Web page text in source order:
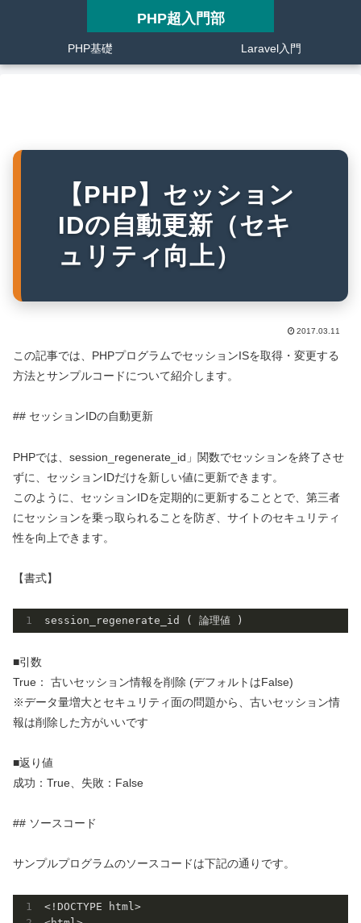
PHP超入門部
PHP基礎 Laravel入門
【PHP】セッション
IDの自動更新（セキ
ュリティ向上）
2017.03.11
この記事では、PHPプログラムでセッションISを取得・変更する
方法とサンプルコードについて紹介します。
## セッションIDの自動更新
PHPでは、session_regenerate_id」関数でセッションを終了させ
ずに、セッションIDだけを新しい値に更新できます。
このように、セッションIDを定期的に更新することとで、第三者
にセッションを乗っ取られることを防ぎ、サイトのセキュリティ
性を向上できます。
【書式】
■引数
True： 古いセッション情報を削除 (デフォルトはFalse)
※データ量増大とセキュリティ面の問題から、古いセッション情
報は削除した方がいいです
■返り値
成功：True、失敗：False
## ソースコード
サンプルプログラムのソースコードは下記の通りです。
<!DOCTYPE html>